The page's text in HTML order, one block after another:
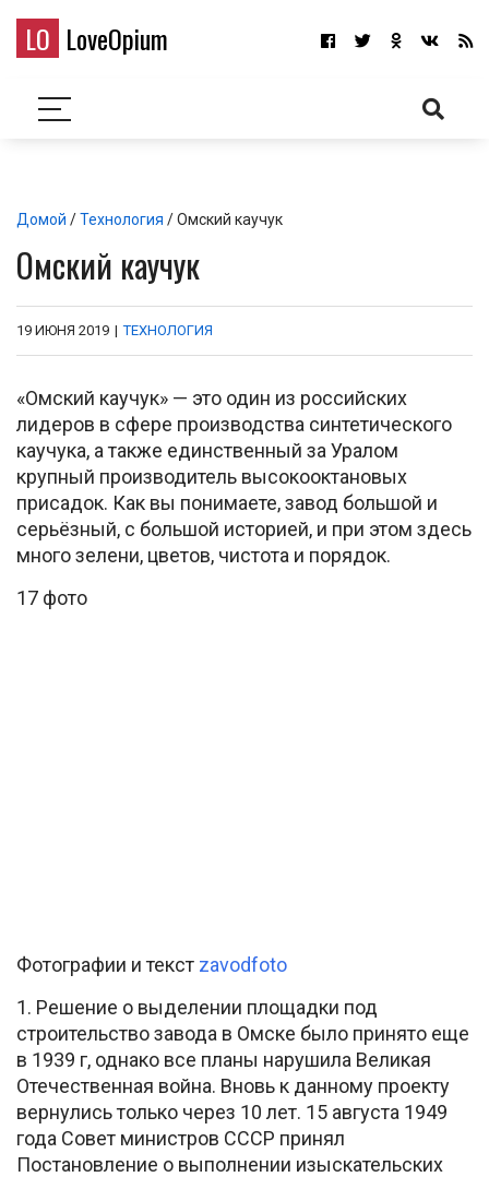
LO LoveOpium
Домой /Технология / Омский каучук
Омский каучук
19 ИЮНЯ 2019 | ТЕХНОЛОГИЯ
«Омский каучук» — это один из российских
лидеров в сфере производства синтетического
каучука, а также единственный за Уралом
крупный производитель высокооктановых
присадок. Как вы понимаете, завод большой и
серьёзный, с большой историей, и при этом здесь
много зелени, цветов, чистота и порядок.
17 фото
Фотографии и текст zavodfoto
1. Решение о выделении площадки под
строительство завода в Омске было принято еще
в 1939 г, однако все планы нарушила Великая
Отечественная война. Вновь к данному проекту
вернулись только через 10 лет. 15 августа 1949
года Совет министров СССР принял
Постановление о выполнении изыскательских